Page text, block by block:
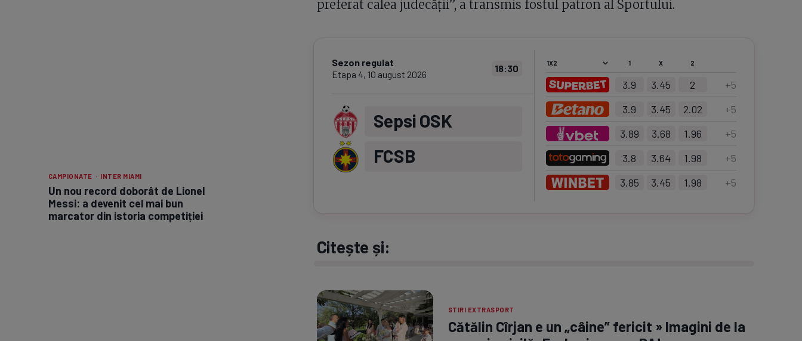
CAMPIONATE · INTER MIAMI
Un nou record doborât de Lionel
Messi: a devenit cel mai bun
marcator din istoria competiției
preferat calea judecății”, a transmis fostul patron al Sportului.
Sezon regulat
Etapa 4, 10 august 2026
18:30
Sepsi OSK
FCSB
1 X 2
3.9 3.45 2 +5
3.9
3.45 2.02 +5
3.89
3.68 1.96 +5
3.8
3.64 1.98 +5
3.85
3.45 1.98 +5
Citește și:
STIRI EXTRASPORT
Cătălin Cîrjan e un „câine” fericit » Imagini de la